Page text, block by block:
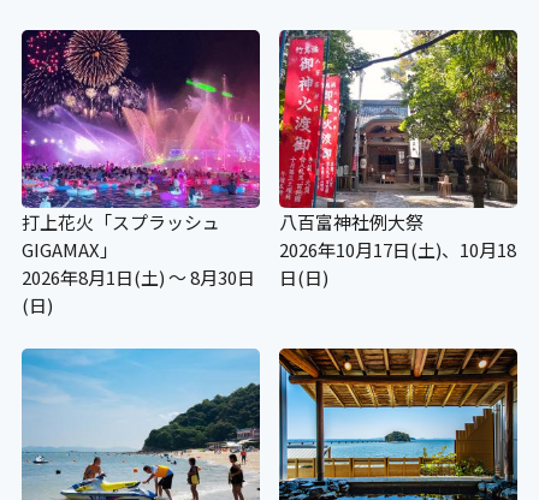
打上花火「スプラッシュ
GIGAMAX」
2026年8月1日(土) ～ 8月30日
(日)
八百富神社例大祭
2026年10月17日(土)、10月18
日(日)